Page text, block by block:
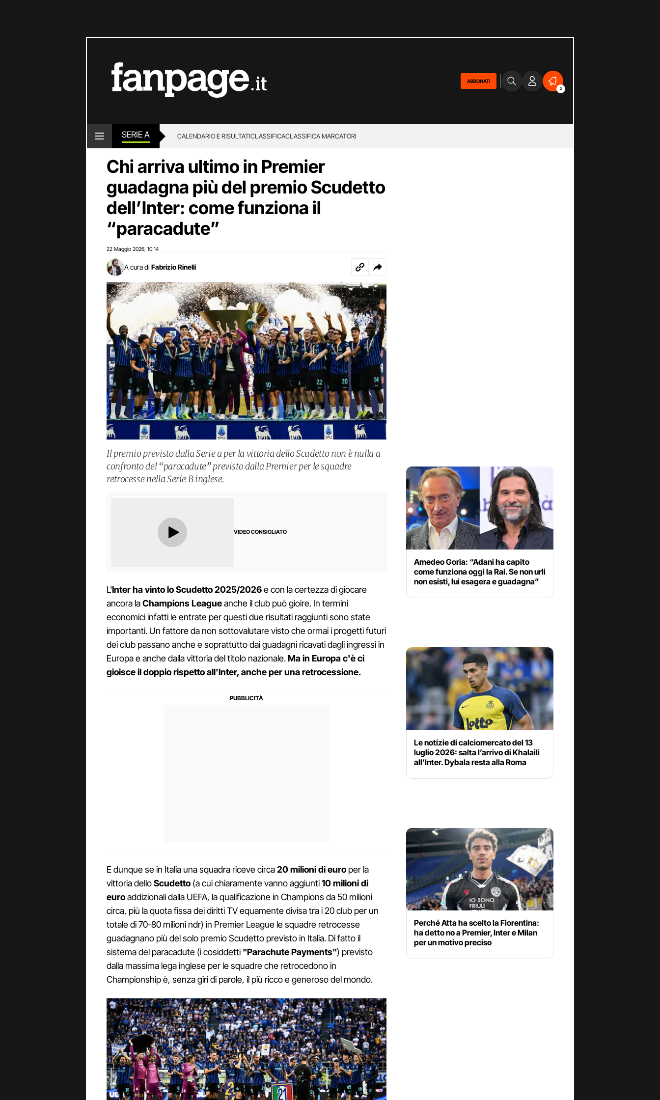
ABBONATI
2
SERIE A CALENDARIO E RISULTATICLASSIFICACLASSIFICA MARCATORI
Chi arriva ultimo in Premier
guadagna più del premio Scudetto
dell’Inter: come funziona il
“paracadute”
22 Maggio 2026 10:14
A cura di Fabrizio Rinelli
Il premio previsto dalla Serie a per la vittoria dello Scudetto non è nulla a
confronto del “paracadute” previsto dalla Premier per le squadre
retrocesse nella Serie B inglese.
VIDEO CONSIGLIATO
L'Inter ha vinto lo Scudetto 2025/2026e con la certezza di giocare
ancora laChampions Leagueanche il club può gioire. In termini
economici infatti le entrate per questi due risultati raggiunti sono state
importanti. Un fattore da non sottovalutare visto che ormai i progetti futuri
dei club passano anche e soprattutto dai guadagni ricavati dagli ingressi in
Europa e anche dalla vittoria del titolo nazionale.Ma in Europa c'è ci
gioisce il doppio rispetto all'Inter, anche per una retrocessione.
E dunque se in Italia una squadra riceve circa20 milioni di euro per la
vittoria delloScudetto (a cui chiaramente vanno aggiunti10 milioni di
euroaddizionali dalla UEFA, la qualificazione in Champions da 50 milioni
circa, più la quota fissa dei diritti TV equamente divisa tra i 20 club per un
totale di 70-80 milioni ndr) in Premier League le squadre retrocesse
guadagnano più del solo premio Scudetto previsto in Italia. Di fatto il
sistema del paracadute (i cosiddetti "Parachute Payments") previsto
dalla massima lega inglese per le squadre che retrocedono in
Championship è, senza giri di parole, il più ricco e generoso del mondo.
Amedeo Goria: “Adani ha capito
come funziona oggi la Rai. Se non urli
non esisti, lui esagera e guadagna”
Le notizie di calciomercato del 13
luglio 2026: salta l’arrivo di Khalaili
all’Inter. Dybala resta alla Roma
Perché Atta ha scelto la Fiorentina:
ha detto no a Premier, Inter e Milan
per un motivo preciso